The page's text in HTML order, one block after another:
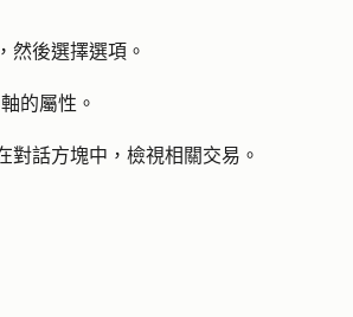
然後選擇選項 。
的屬性 。
對話方塊中，檢視相關交易。